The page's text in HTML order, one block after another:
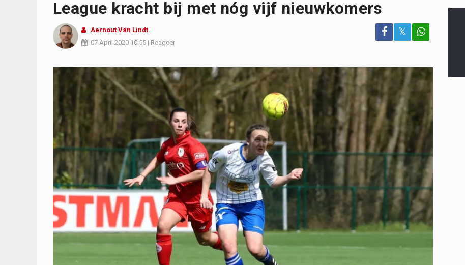
League kracht bij met nóg vijf nieuwkomers
Aernout Van Lindt
07 April 2020 10:55 | Reageer
𝕏